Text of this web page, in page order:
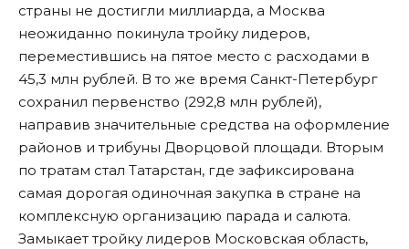
страны не достигли миллиарда, а Москва
неожиданно покинула тройку лидеров,
переместившись на пятое место с расходами в
45,3 млн рублей. В то же время Санкт-Петербург
сохранил первенство (292,8 млн рублей),
направив значительные средства на оформление
районов и трибуны Дворцовой площади. Вторым
по тратам стал Татарстан, где зафиксирована
самая дорогая одиночная закупка в стране на
комплексную организацию парада и салюта.
Замыкает тройку лидеров Московская область,